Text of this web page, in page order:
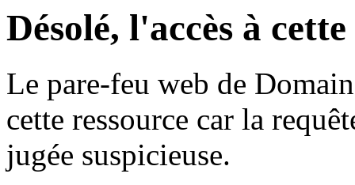
Désolé, l'accès à
Le pare-feu web de
cette ressource car la
jugée suspicieuse.